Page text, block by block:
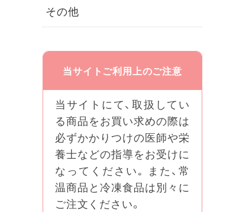
その他
当サイトご利用上のご注意
当サイトにて、取扱してい
る商品をお買い求めの際は
必ずかかりつけの医師や栄
養士などの指導をお受けに
なってください｡ また、常
温商品と冷凍食品は別々に
ご注文ください。